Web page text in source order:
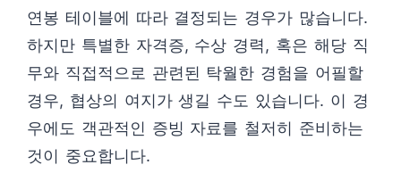
연봉 테이블에 따라 결정되는 경우가 많습니다.
하지만 특별한 자격증, 수상 경력, 혹은 해당 직
무와 직접적으로 관련된 탁월한 경험을 어필할
경우, 협상의 여지가 생길 수도 있습니다. 이 경
우에도 객관적인 증빙 자료를 철저히 준비하는
것이 중요합니다.